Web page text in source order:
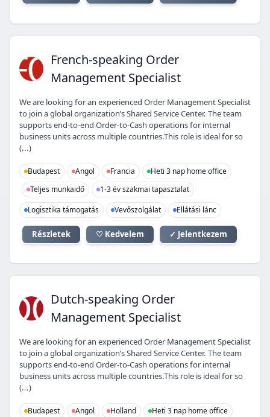
FOFrench-speaking Order
Management Specialist
We are looking for an experienced Order Management Specialist
to join a global organization’s Shared Service Center. The team
supports end-to-end Order-to-Cash operations for internal
business units across multiple countries.This role is ideal for so
(...)
Budapest Angol Francia
Heti 3 nap home office
Teljes munkaidő
1-3 év szakmai tapasztalat
Logisztika támogatás
Vevőszolgálat Ellátási lánc
Részletek ♡ Kedvelem ✓ Jelentkezem
DODutch-speaking Order
Management Specialist
We are looking for an experienced Order Management Specialist
to join a global organization’s Shared Service Center. The team
supports end-to-end Order-to-Cash operations for internal
business units across multiple countries.This role is ideal for so
(...)
Budapest Angol Holland
Heti 3 nap home office